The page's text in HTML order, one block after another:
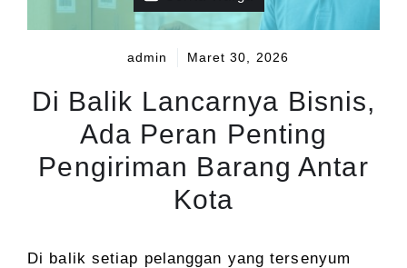
admin Maret 30, 2026
Di Balik Lancarnya Bisnis,
Ada Peran Penting
Pengiriman Barang Antar
Kota
Di balik setiap pelanggan yang tersenyum